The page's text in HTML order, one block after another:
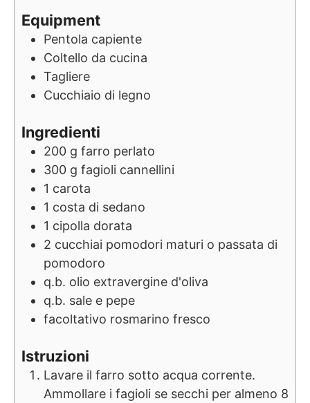
Equipment
Pentola capiente
Coltello da cucina
Tagliere
Cucchiaio di legno
Ingredienti
200 g farro perlato
300 g fagioli cannellini
1 carota
1 costa di sedano
1 cipolla dorata
2 cucchiai pomodori maturi o passata di
pomodoro
q.b. olio extravergine d'oliva
q.b. sale e pepe
facoltativo rosmarino fresco
Istruzioni
Lavare il farro sotto acqua corrente.
Ammollare i fagioli se secchi per almeno 8